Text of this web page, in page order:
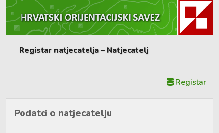
Registar natjecatelja – Natjecatelj
Registar
Podatci o natjecatelju